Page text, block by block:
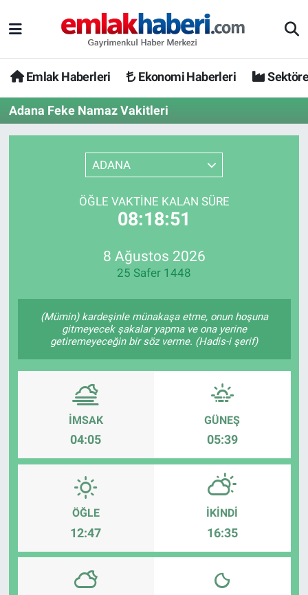
Emlak Haberleri Ekonomi Haberleri
Adana Feke Namaz Vakitleri
ADANA
ÖĞLE VAKTINE KALAN SÜRE
08:18:51
8 Ağustos 2026
25 Safer 1448
(Mümin) kardeşinle münakaşa etme, onun hoşuna
gitmeyecek şakalar yapma ve ona yerine
getiremeyeceğin bir söz verme. (Hadis-i şerif)
İMSAK
04:05
GÜNEŞ
05:39
ÖĞLE
12:47
İKINDI
16:35